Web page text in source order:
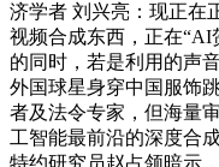
济学者 刘兴亮：现正在
视频合成东西，正在“AI
的同时，若是利用的声
外国球星身穿中国服饰
者及法令专家，但海量
工智能最前沿的深度合
特约研究员赵占领暗示